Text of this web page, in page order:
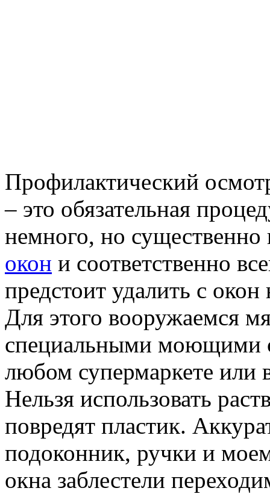
Профилактический
– это обязательная
немного, но
окон и соответственно
предстоит удалить с
Для этого вооружаемся
специальными моющими
любом супермаркете или
Нельзя использовать
повредят пластик.
подоконник, ручки и
окна заблестели